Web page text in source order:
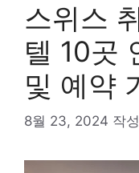
스위스
텔 10곳
및 예약
8월 23, 2024 작